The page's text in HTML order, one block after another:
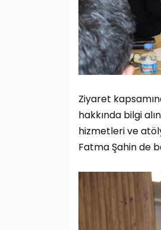
Ziyaret
hakkında bilgi
hizmetleri ve
Fatma Şahin de